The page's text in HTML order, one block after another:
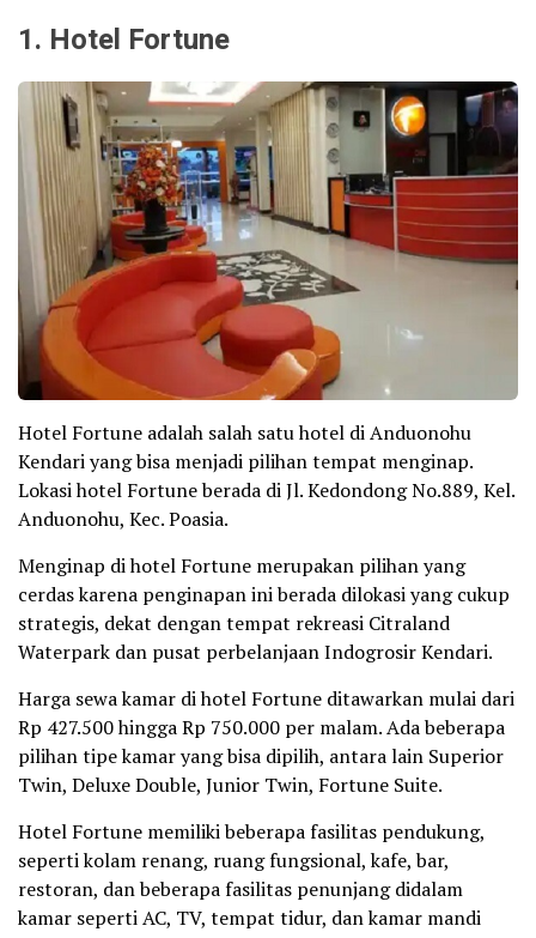
1. Hotel Fortune
Hotel Fortune adalah salah satu hotel di Anduonohu
Kendari yang bisa menjadi pilihan tempat menginap.
Lokasi hotel Fortune berada di Jl. Kedondong No.889, Kel.
Anduonohu, Kec. Poasia.
Menginap di hotel Fortune merupakan pilihan yang
cerdas karena penginapan ini berada dilokasi yang cukup
strategis, dekat dengan tempat rekreasi Citraland
Waterpark dan pusat perbelanjaan Indogrosir Kendari.
Harga sewa kamar di hotel Fortune ditawarkan mulai dari
Rp 427.500 hingga Rp 750.000 per malam. Ada beberapa
pilihan tipe kamar yang bisa dipilih, antara lain Superior
Twin, Deluxe Double, Junior Twin, Fortune Suite.
Hotel Fortune memiliki beberapa fasilitas pendukung,
seperti kolam renang, ruang fungsional, kafe, bar,
restoran, dan beberapa fasilitas penunjang didalam
kamar seperti AC, TV, tempat tidur, dan kamar mandi